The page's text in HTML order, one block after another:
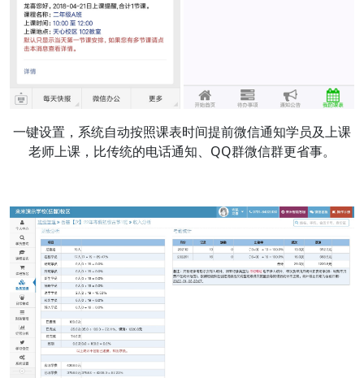
一键设置，系统自动按照课表时间提前微信通知学员及上课
老师上课，比传统的电话通知、QQ群微信群更省事。